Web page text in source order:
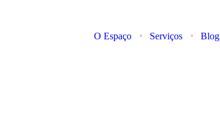
O Espaço Serviços Blog